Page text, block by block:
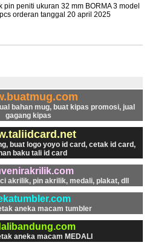
pin peniti ukuran 32 mm BORMA 3 model
orderan tanggal 20 april 2025
bahan mug, buat kipas promosi, jual
gagang kipas
buat logo yoyo id card, cetak id card,
baku tali id card
akrilik, pin akrilik, medali, plakat, dll
aneka macam tumbler
aneka macam MEDALI